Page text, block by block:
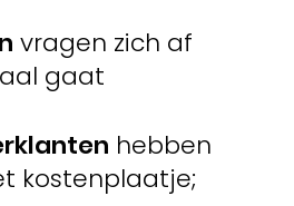
vragen zich af
gaat
hebben
kostenplaatje;